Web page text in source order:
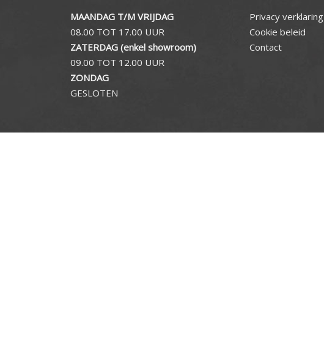
MAANDAG T/M VRIJDAG
08.00 TOT 17.00 UUR
ZATERDAG (enkel showroom)
09.00 TOT 12.00 UUR
ZONDAG
GESLOTEN
Privacy verklaring
Cookie beleid
Contact